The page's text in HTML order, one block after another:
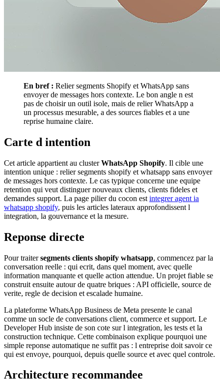
En bref : Relier segments Shopify et WhatsApp sans
envoyer de messages hors contexte. Le bon angle n est
pas de choisir un outil isole, mais de relier WhatsApp a
un processus mesurable, a des sources fiables et a une
reprise humaine claire.
Carte d intention
Cet article appartient au clusterWhatsApp Shopify. Il cible une
intention unique : relier segments shopify et whatsapp sans envoyer
de messages hors contexte. Le cas typique concerne une equipe
retention qui veut distinguer nouveaux clients, clients fideles et
demandes support. La page pilier du cocon est integrer agent ia
whatsapp shopify, puis les articles lateraux approfondissent l
integration, la gouvernance et la mesure.
Reponse directe
Pour traitersegments clients shopify whatsapp, commencez par la
conversation reelle : qui ecrit, dans quel moment, avec quelle
information manquante et quelle action attendue. Un projet fiable se
construit ensuite autour de quatre briques : API officielle, source de
verite, regle de decision et escalade humaine.
La plateforme WhatsApp Business de Meta presente le canal
comme un socle de conversations client, commerce et support. Le
Developer Hub insiste de son cote sur l integration, les tests et la
construction technique. Cette combinaison explique pourquoi une
simple reponse automatique ne suffit pas : l entreprise doit savoir ce
qui est envoye, pourquoi, depuis quelle source et avec quel controle.
Architecture recommandee